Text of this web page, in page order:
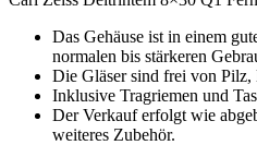
Das Gehäuse ist in einem
normalen bis stärkeren
Die Gläser sind frei von Pilz,
Inklusive Tragriemen und
Der Verkauf erfolgt wie
weiteres Zubehör.